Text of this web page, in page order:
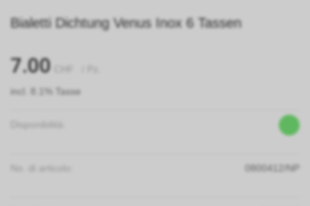
Bialetti Dichtung Venus Inox 6 Tassen
7.00
incl. 8.1% Tasse
0800412/NP